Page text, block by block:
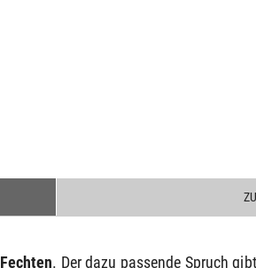
Fechten. Der dazu passende Spruch